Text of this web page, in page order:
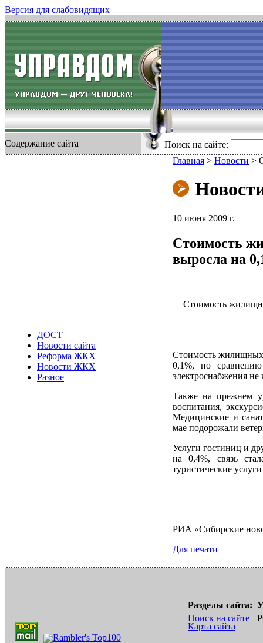
Версия для слабовидящих
Содержание сайта Поиск на сайте:
ДОСТ
Новости сайта
Реформа ЖКХ
Новости ЖКХ
Разное
Главная > Новости >
10 июня 2009 г.
Стоимость
выросла на
Стоимость
Стоимость жилищных
0,1%, по
электроснабжения не
Также на прежнем
воспитания,
Медицинские и
мае подорожали
Услуги гостиниц и
на 0,4%, связь
туристические
РИА «Сибирские
Для печати
Разделы сайта:
Поиск на сайте
Карта сайта